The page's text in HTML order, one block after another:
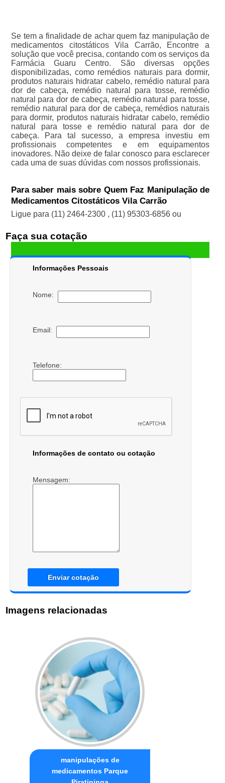
Se tem a finalidade de achar quem faz manipulação de
medicamentos citostáticos Vila Carrão, Encontre a
solução que você precisa, contando com os serviços da
Farmácia Guaru Centro. São diversas opções
disponibilizadas, como remédios naturais para dormir,
produtos naturais hidratar cabelo, remédio natural para
dor de cabeça, remédio natural para tosse, remédio
natural para dor de cabeça, remédio natural para tosse,
remédio natural para dor de cabeça, remédios naturais
para dormir, produtos naturais hidratar cabelo, remédio
natural para tosse e remédio natural para dor de
cabeça. Para tal sucesso, a empresa investiu em
profissionais competentes e em equipamentos
inovadores. Não deixe de falar conosco para esclarecer
cada uma de suas dúvidas com nossos profissionais.
Para saber mais sobre Quem Faz Manipulação de
Medicamentos Citostáticos Vila Carrão
Ligue para (11) 2464-2300 , (11) 95303-6856 ou
Faça sua cotação
Informações Pessoais
Nome:
Email:
Telefone:
Informações de contato ou cotação
Mensagem:
Enviar cotação
Imagens relacionadas
manipulações de
medicamentos Parque